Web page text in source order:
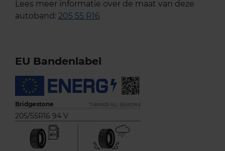
Lees meer informatie over de maat van deze
autoband: 205 55 R16
EU Bandenlabel
Bridgestone TURANZA ALL SEASON 6
205/55R16 94 V